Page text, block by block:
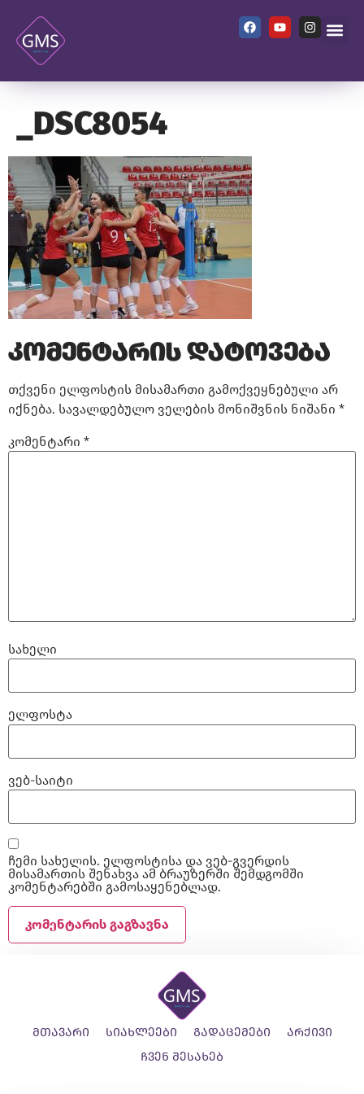
_DSC8054
კომენტარის დატოვება
თქვენი ელფოსტის მისამართი გამოქვეყნებული არ
იქნება. სავალდებულო ველების მონიშვნის ნიშანი *
კომენტარი *
სახელი
ელფოსტა
ვებ-საიტი
ჩემი სახელის. ელფოსტისა და ვებ-გვერდის
მისამართის შენახვა ამ ბრაუზერში შემდგომში
კომენტარებში გამოსაყენებლად.
მთავარი სიახლეები გადაცემები
არქივი
ჩვენ შესახებ